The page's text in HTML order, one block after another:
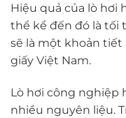
Hiệu quả của lò hơi
thể kể đến đó là tối
sẽ là một khoản
giấy Việt Nam.
Lò hơi công nghiệp
nhiều nguyên liệu.